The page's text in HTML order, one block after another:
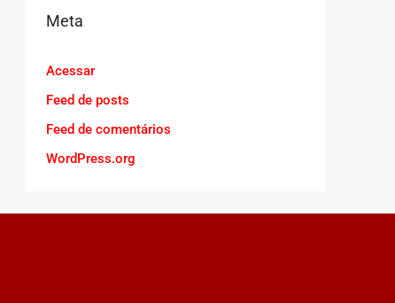
Meta
Acessar
Feed de posts
Feed de comentários
WordPress.org